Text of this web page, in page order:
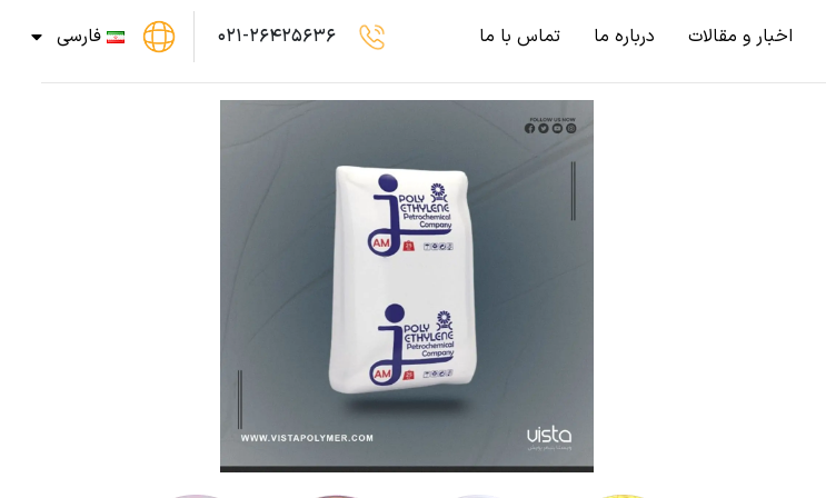
اخبار و مقالات درباره ما تماس با ما ۰۲۱-۲۶۴۲۵۶۳۶ فارسی